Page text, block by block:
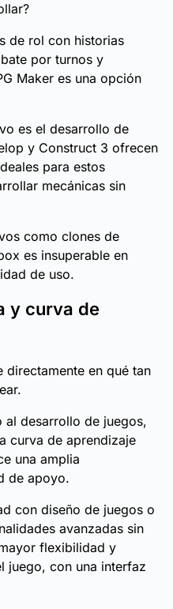
de rol con historias
por turnos y
Maker es una opción
es el desarrollo de
y Construct 3 ofrecen
para estos
mecánicas sin
como clones de
es insuperable en
de uso.
y curva de
directamente en qué tan
al desarrollo de juegos,
curva de aprendizaje
una amplia
de apoyo.
con diseño de juegos o
avanzadas sin
flexibilidad y
juego, con una interfaz